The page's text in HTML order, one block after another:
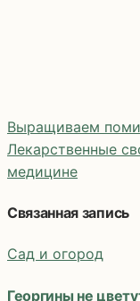
Навигация
по
записям
Выращиваем
Лекарственные
медицине
Связанная запись
Сад и огород
Георгины не